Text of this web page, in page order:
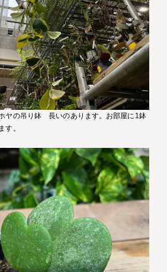
ヤの吊り鉢 長いのあります。お部屋に1鉢
す。